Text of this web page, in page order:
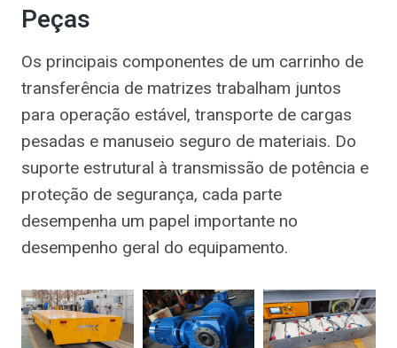
Peças
Os principais componentes de um carrinho de
transferência de matrizes trabalham juntos
para operação estável, transporte de cargas
pesadas e manuseio seguro de materiais. Do
suporte estrutural à transmissão de potência e
proteção de segurança, cada parte
desempenha um papel importante no
desempenho geral do equipamento.